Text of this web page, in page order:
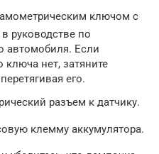
ключом с
руководстве по
автомобиля. Если
нет, затяните
его.
разъем к датчику.
клемму аккумулятора.